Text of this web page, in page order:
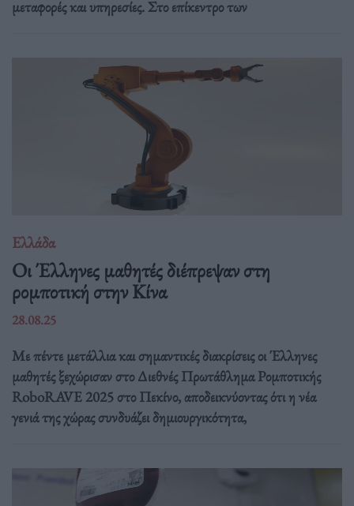
μεταφορές και υπηρεσίες. Στο επίκεντρο των
Ελλάδα
Οι Έλληνες μαθητές διέπρεψαν στη
ρομποτική στην Κίνα
28.08.25
Με πέντε μετάλλια και σημαντικές διακρίσεις οι Έλληνες
μαθητές ξεχώρισαν στο Διεθνές Πρωτάθλημα Ρομποτικής
RoboRAVE 2025 στο Πεκίνο, αποδεικνύοντας ότι η νέα
γενιά της χώρας συνδυάζει δημιουργικότητα,